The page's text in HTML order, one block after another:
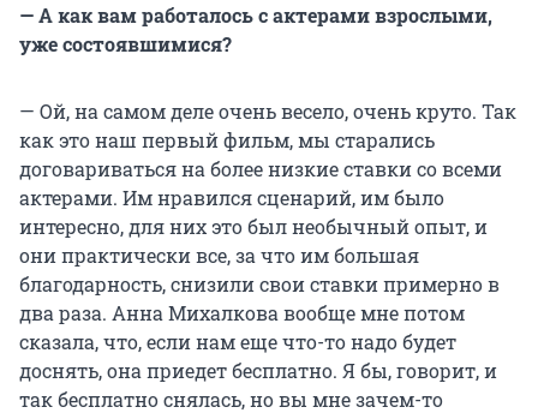
— А как вам работалось с актерами взрослыми,
уже состоявшимися?
— Ой, на самом деле очень весело, очень круто. Так
как это наш первый фильм, мы старались
договариваться на более низкие ставки со всеми
актерами. Им нравился сценарий, им было
интересно, для них это был необычный опыт, и
они практически все, за что им большая
благодарность, снизили свои ставки примерно в
два раза. Анна Михалкова вообще мне потом
сказала, что, если нам еще что-то надо будет
доснять, она приедет бесплатно. Я бы, говорит, и
так бесплатно снялась, но вы мне зачем-то